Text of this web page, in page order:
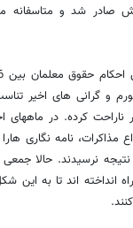
شد و متاسفانه
و گرانی های اخیر
ناراحت کرده. در ماههای
مذاکرات، نامه نگاری
نرسیدند. حالا
اند تا به این